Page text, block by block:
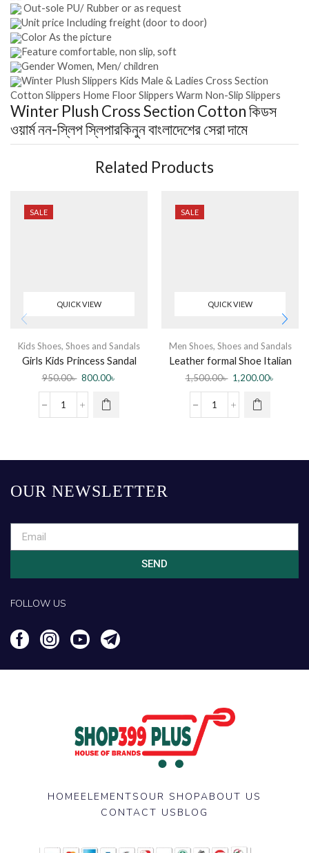
Out-sole PU/ Rubber or as request
Unit price Including freight (door to door)
Color As the picture
Feature comfortable, non slip, soft
Gender Women, Men/ children
Winter Plush Slippers Kids Male & Ladies Cross Section
Cotton Slippers Home Floor Slippers Warm Non-Slip Slippers
Winter Plush Cross Section Cotton কিডস
ওয়ার্ম নন-স্লিপ স্লিপারকিনুন বাংলাদেশের সেরা দামে
Related Products
SALE
QUICK VIEW
Kids Shoes, Shoes and Sandals
Girls Kids Princess Sandal
950.00৳ 800.00৳
SALE
QUICK VIEW
Men Shoes, Shoes and Sandals
Leather formal Shoe Italian
1,500.00৳ 1,200.00৳
OUR NEWSLETTER
SEND
FOLLOW US
HOMEELEMENTS OUR SHOPABOUT US
CONTACT US BLOG